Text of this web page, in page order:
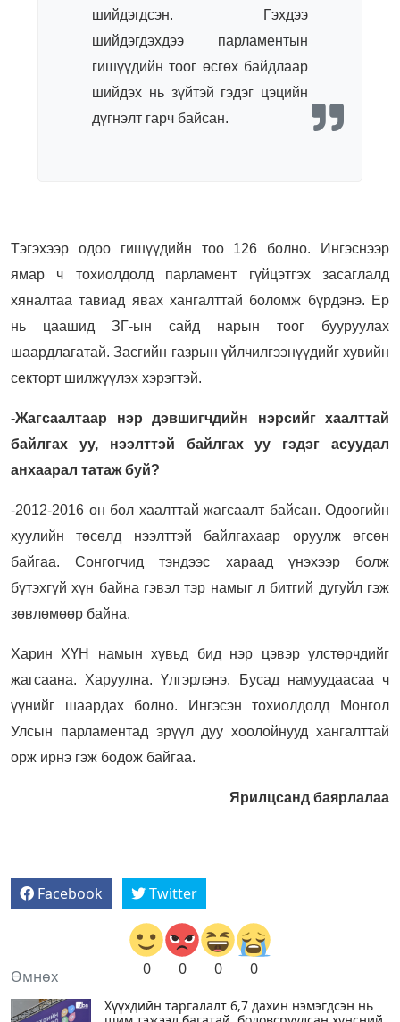
шийдэгдсэн. Гэхдээ
шийдэгдэхдээ парламентын
гишүүдийн тоог өсгөх байдлаар
шийдэх нь зүйтэй гэдэг цэцийн
дүгнэлт гарч байсан.
Тэгэхээр одоо гишүүдийн тоо 126 болно. Ингэснээр
ямар ч тохиолдолд парламент гүйцэтгэх засаглалд
хяналтаа тавиад явах хангалттай боломж бүрдэнэ. Ер
нь цаашид ЗГ-ын сайд нарын тоог бууруулах
шаардлагатай. Засгийн газрын үйлчилгээнүүдийг хувийн
секторт шилжүүлэх хэрэгтэй.
-Жагсаалтаар нэр дэвшигчдийн нэрсийг хаалттай
байлгах уу, нээлттэй байлгах уу гэдэг асуудал
анхаарал татаж буй?
-2012-2016 он бол хаалттай жагсаалт байсан. Одоогийн
хуулийн төсөлд нээлттэй байлгахаар оруулж өгсөн
байгаа. Сонгогчид тэндээс хараад үнэхээр болж
бүтэхгүй хүн байна гэвэл тэр намыг л битгий дугуйл гэж
зөвлөмөөр байна.
Харин ХҮН намын хувьд бид нэр цэвэр улстөрчдийг
жагсаана. Харуулна. Үлгэрлэнэ. Бусад намуудаасаа ч
үүнийг шаардах болно. Ингэсэн тохиолдолд Монгол
Улсын парламентад эрүүл дуу хоолойнууд хангалттай
орж ирнэ гэж бодож байгаа.
Ярилцсанд баярлалаа
Facebook Twitter
0 0 0 0
Өмнөх
Хүүхдийн таргалалт 6,7 дахин нэмэгдсэн нь